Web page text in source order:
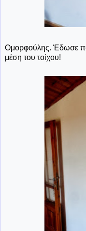
Ομορφούλης. Έδωσε
μέση του τοίχου!